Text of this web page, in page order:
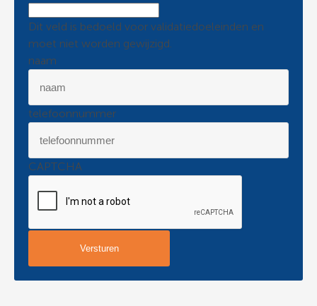
Dit veld is bedoeld voor validatiedoeleinden en
moet niet worden gewijzigd.
naam
telefoonnummer
CAPTCHA